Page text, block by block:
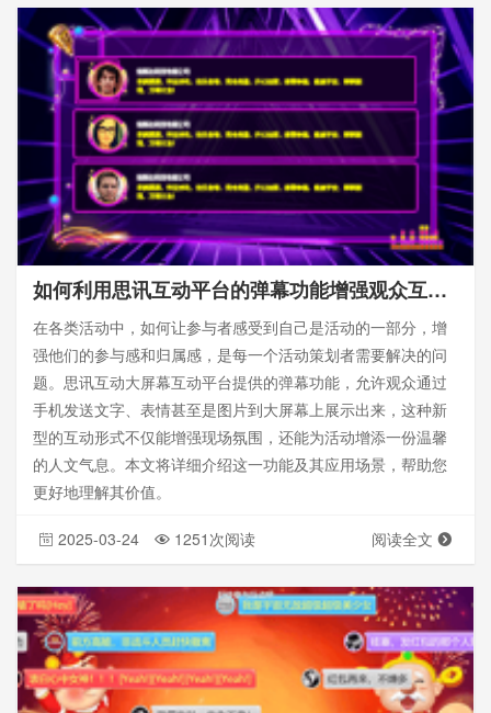
如何利用思讯互动平台的弹幕功能增强观众互动？打造全新的实时沟通体验！
在各类活动中，如何让参与者感受到自己是活动的一部分，增
强他们的参与感和归属感，是每一个活动策划者需要解决的问
题。思讯互动大屏幕互动平台提供的弹幕功能，允许观众通过
手机发送文字、表情甚至是图片到大屏幕上展示出来，这种新
型的互动形式不仅能增强现场氛围，还能为活动增添一份温馨
的人文气息。本文将详细介绍这一功能及其应用场景，帮助您
更好地理解其价值。
2025-03-24 1251次阅读 阅读全文